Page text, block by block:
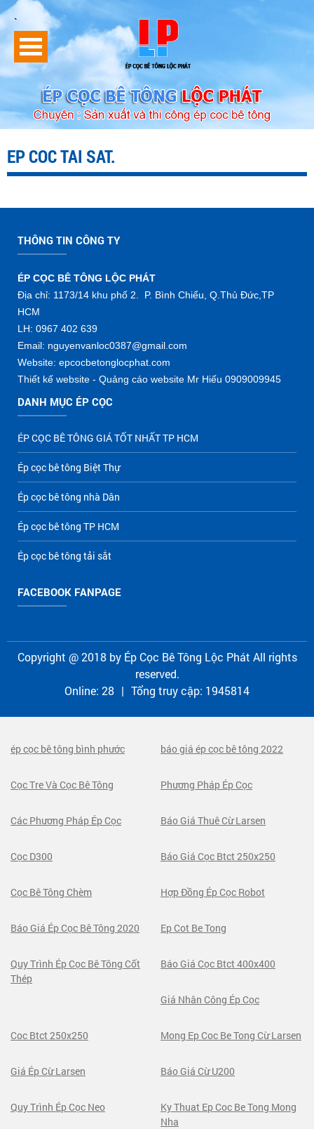
`
EP COC TAI SAT.
THÔNG TIN CÔNG TY
ÉP CỌC BÊ TÔNG LỘC PHÁT
Địa chỉ: 1173/14 khu phố 2. P. Bình Chiểu, Q.Thủ Đức,TP
HCM
LH: 0967 402 639
Email: nguyenvanloc0387@gmail.com
Website: epcocbetonglocphat.com
Thiết kế website - Quảng cáo website Mr Hiếu 0909009945
DANH MỤC ÉP CỌC
ÉP CỌC BÊ TÔNG GIÁ TỐT NHẤT TP HCM
Ép cọc bê tông Biệt Thự
Ép cọc bê tông nhà Dân
Ép cọc bê tông TP HCM
Ép cọc bê tông tải sắt
FACEBOOK FANPAGE
Copyright @ 2018 by Ép Cọc Bê Tông Lộc Phát All rights
reserved.
Online: 28 | Tổng truy cập: 1945814
ép cọc bê tông bình phước báo giá ép cọc bê tông 2022
Cọc Tre Và Cọc Bê Tông Phương Pháp Ép Cọc
Các Phương Pháp Ép Cọc Báo Giá Thuê Cừ Larsen
Cọc D300 Báo Giá Cọc Btct 250x250
Cọc Bê Tông Chèm Hợp Đồng Ép Cọc Robot
Báo Giá Ép Cọc Bê Tông 2020 Ep Cot Be Tong
Quy Trình Ép Cọc Bê Tông Cốt
Thép
Báo Giá Cọc Btct 400x400
Giá Nhân Công Ép Cọc
Coc Btct 250x250 Mong Ep Coc Be Tong Cừ Larsen
Giá Ép Cừ Larsen Báo Giá Cừ U200
Quy Trình Ép Cọc Neo
Ky Thuat Ep Coc Be Tong Mong
Nha